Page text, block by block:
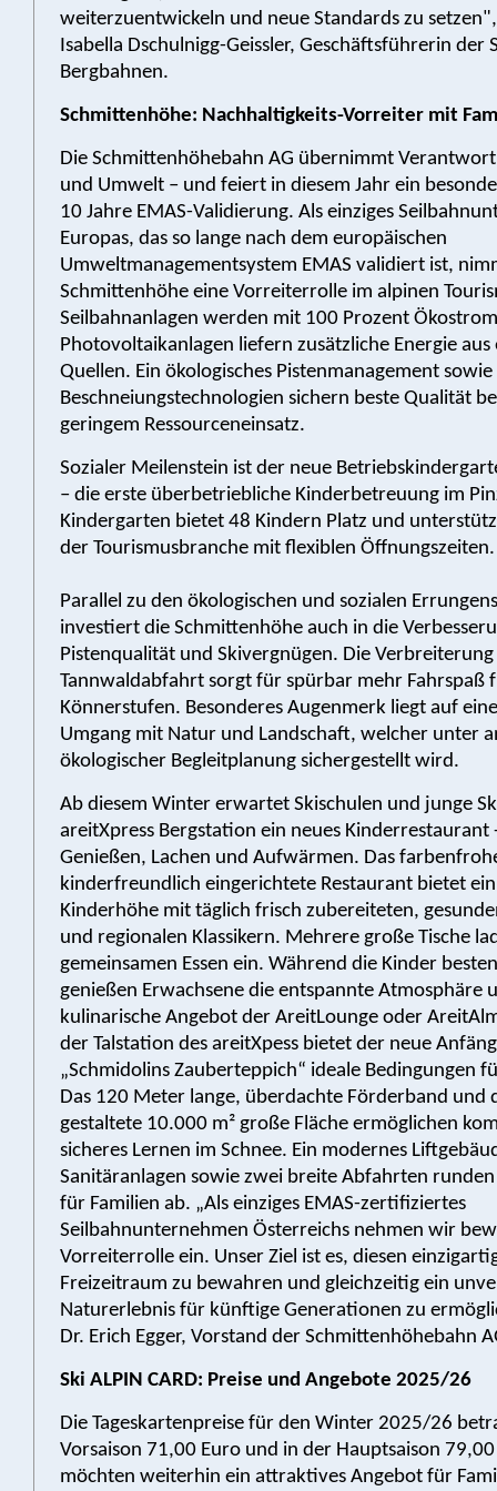
weiterzuentwickeln und neue Standards zu
Isabella Dschulnigg-Geissler, Geschäftsführerin der
Bergbahnen.
Schmittenhöhe: Nachhaltigkeits-Vorreiter mit
Die Schmittenhöhebahn AG übernimmt
und Umwelt – und feiert in diesem Jahr ein
10 Jahre EMAS-Validierung. Als einziges
Europas, das so lange nach dem europäischen
Umweltmanagementsystem EMAS validiert ist,
Schmittenhöhe eine Vorreiterrolle im alpinen
Seilbahnanlagen werden mit 100 Prozent
Photovoltaikanlagen liefern zusätzliche Energie
Quellen. Ein ökologisches Pistenmanagement
Beschneiungstechnologien sichern beste Qualität
geringem Ressourceneinsatz.
Sozialer Meilenstein ist der neue
– die erste überbetriebliche Kinderbetreuung im
Kindergarten bietet 48 Kindern Platz und
der Tourismusbranche mit flexiblen
Parallel zu den ökologischen und sozialen
investiert die Schmittenhöhe auch in die
Pistenqualität und Skivergnügen. Die
Tannwaldabfahrt sorgt für spürbar mehr Fahrspaß
Könnerstufen. Besonderes Augenmerk liegt auf
Umgang mit Natur und Landschaft, welcher unter
ökologischer Begleitplanung sichergestellt wird.
Ab diesem Winter erwartet Skischulen und junge
areitXpress Bergstation ein neues Kinderrestaurant
Genießen, Lachen und Aufwärmen. Das
kinderfreundlich eingerichtete Restaurant bietet
Kinderhöhe mit täglich frisch zubereiteten,
und regionalen Klassikern. Mehrere große Tische
gemeinsamen Essen ein. Während die Kinder
genießen Erwachsene die entspannte Atmosphäre
kulinarische Angebot der AreitLounge oder
der Talstation des areitXpess bietet der neue
„Schmidolins Zauberteppich“ ideale Bedingungen
Das 120 Meter lange, überdachte Förderband und
gestaltete 10.000 m² große Fläche ermöglichen
sicheres Lernen im Schnee. Ein modernes
Sanitäranlagen sowie zwei breite Abfahrten
für Familien ab. „Als einziges EMAS-zertifiziertes
Seilbahnunternehmen Österreichs nehmen wir
Vorreiterrolle ein. Unser Ziel ist es, diesen
Freizeitraum zu bewahren und gleichzeitig ein
Naturerlebnis für künftige Generationen zu
Dr. Erich Egger, Vorstand der Schmittenhöhebahn
Ski ALPIN CARD: Preise und Angebote 2025/26
Die Tageskartenpreise für den Winter 2025/26
Vorsaison 71,00 Euro und in der Hauptsaison
möchten weiterhin ein attraktives Angebot für